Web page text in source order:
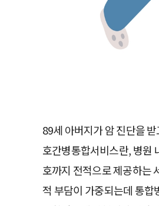
89세 아버지가 암 진단을
호간병통합서비스란, 병원
호까지 전적으로 제공하는
적 부담이 가중되는데 통